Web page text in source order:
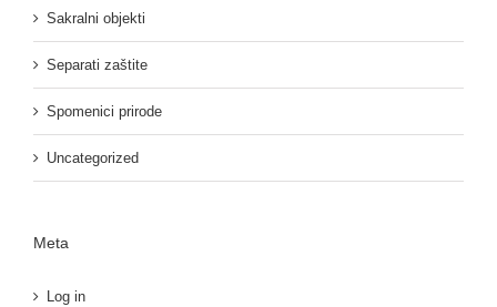
Sakralni objekti
Separati zaštite
Spomenici prirode
Uncategorized
Meta
Log in